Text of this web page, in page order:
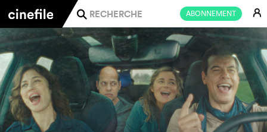
ABONNEMENT E
j